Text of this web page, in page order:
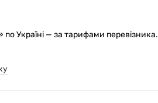
Україні — за тарифами перевізника.